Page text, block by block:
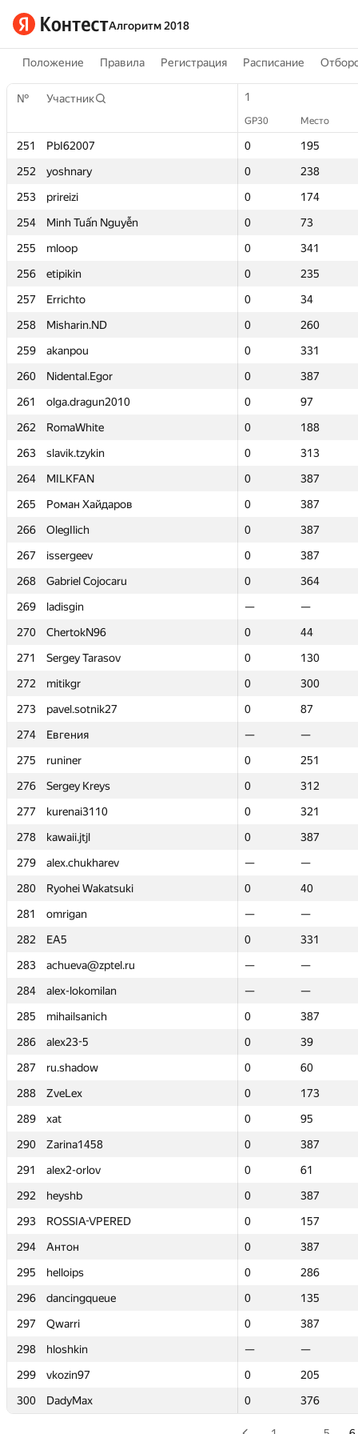
Алгоритм 2018
Положение Правила Регистрация Расписание
№ Участник 1
GP30 Место
251 PbI62007 0
195
252
yoshnary 0
238
253
prireizi 0
174
254
Minh Tuấn Nguyễn 0
73
255
mloop 0
341
256
etipikin 0
235
257
Errichto 0
34
258
Misharin.ND 0
260
259
akanpou 0
331
260
Nidental.Egor 0
387
261
olga.dragun2010 0
97
262
RomaWhite 0
188
263
slavik.tzykin 0
313
264
MILKFAN 0
387
265
Роман Хайдаров 0
387
266
OlegIlich 0
387
267
issergeev 0
387
268
Gabriel Cojocaru 0
364
269
ladisgin —
—
270
ChertokN96 0
44
271
Sergey Tarasov 0
130
272
mitikgr 0
300
273
pavel.sotnik27 0
87
274
Евгения —
—
275
runiner 0
251
276
Sergey Kreys 0
312
277
kurenai3110 0
321
278
kawaii.jtjl 0
387
279
alex.chukharev —
—
280
Ryohei Wakatsuki 0
40
281
omrigan —
—
282
EA5 0
331
283
achueva@zptel.ru —
—
284
alex-lokomilan —
—
285
mihailsanich 0
387
286
alex23-5 0
39
287
ru.shadow 0
60
288
ZveLex 0
173
289
xat 0
95
290
Zarina1458 0
387
291
alex2-orlov 0
61
292
heyshb 0
387
293
ROSSIA-VPERED 0
157
294
Антон 0
387
295
helloips 0
286
296
dancingqueue 0
135
297
Qwarri 0
387
298
hloshkin —
—
299
vkozin97 0
205
300
DadyMax 0 376
№ Участник 1
GP30 Место
251 PbI62007 0
195
252
yoshnary 0
238
253
prireizi 0
174
254
Minh Tuấn Nguyễn 0
73
255
mloop 0
341
256
etipikin 0
235
257
Errichto 0
34
258
Misharin.ND 0
260
259
akanpou 0
331
260
Nidental.Egor 0
387
261
olga.dragun2010 0
97
262
RomaWhite 0
188
263
slavik.tzykin 0
313
264
MILKFAN 0
387
265
Роман Хайдаров 0
387
266
OlegIlich 0
387
267
issergeev 0
387
268
Gabriel Cojocaru 0
364
269
ladisgin —
—
270
ChertokN96 0
44
271
Sergey Tarasov 0
130
272
mitikgr 0
300
273
pavel.sotnik27 0
87
274
Евгения —
—
275
runiner 0
251
276
Sergey Kreys 0
312
277
kurenai3110 0
321
278
kawaii.jtjl 0
387
279
alex.chukharev —
—
280
Ryohei Wakatsuki 0
40
281
omrigan —
—
282
EA5 0
331
283
achueva@zptel.ru —
—
284
alex-lokomilan —
—
285
mihailsanich 0
387
286
alex23-5 0
39
287
ru.shadow 0
60
288
ZveLex 0
173
289
xat 0
95
290
Zarina1458 0
387
291
alex2-orlov 0
61
292
heyshb 0
387
293
ROSSIA-VPERED 0
157
294
Антон 0
387
295
helloips 0
286
296
dancingqueue 0
135
297
Qwarri 0
387
298
hloshkin —
—
299
vkozin97 0
205
300
DadyMax 0 376